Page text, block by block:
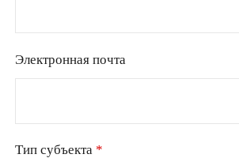
Электронная почта
Тип субъекта *